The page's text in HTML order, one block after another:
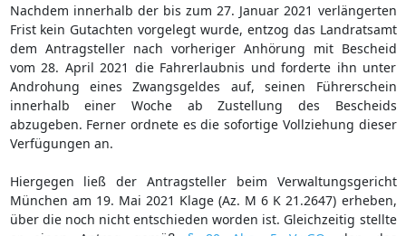
Nachdem innerhalb der bis zum 27. Januar 2021 verlängerten
Frist kein Gutachten vorgelegt wurde, entzog das Landratsamt
dem Antragsteller nach vorheriger Anhörung mit Bescheid
vom 28. April 2021 die Fahrerlaubnis und forderte ihn unter
Androhung eines Zwangsgeldes auf, seinen Führerschein
innerhalb einer Woche ab Zustellung des Bescheids
abzugeben. Ferner ordnete es die sofortige Vollziehung dieser
Verfügungen an.
Hiergegen ließ der Antragsteller beim Verwaltungsgericht
München am 19. Mai 2021 Klage (Az. M 6 K 21.2647) erheben,
über die noch nicht entschieden worden ist. Gleichzeitig stellte